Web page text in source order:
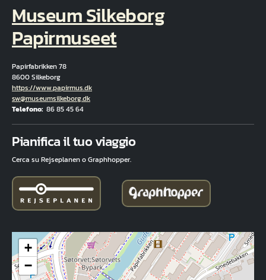
Museum Silkeborg
Papirmuseet
Papirfabrikken 78
8600 Silkeborg
Hjemmeside
https://www.papirmus.dk
E-mail
sw@museumsilkeborg.dk
Telefono 86 85 45 64
Pianifica il tuo viaggio
Cerca su Rejseplanen o Graphhopper.
+
−